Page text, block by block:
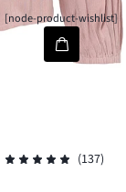
[node-product-wishlist]
(137)